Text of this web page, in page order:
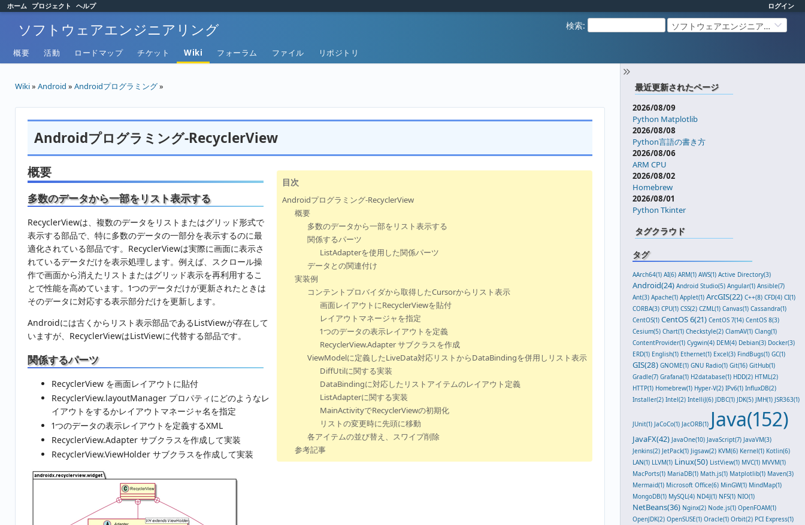
ログイン
ホーム プロジェクト ヘルプ
検索: ソフトウェアエンジニアリング
ソフトウェアエンジニアリング
概要 活動 ロードマップ チケット Wiki フォーラム ファイル リポジトリ
最近更新されたページ
2026/08/09
Python Matplotlib
2026/08/08
Python言語の書き方
2026/08/06
ARM CPU
2026/08/02
Homebrew
2026/08/01
Python Tkinter
タグクラウド
タグ
AArch64(1) AI(6) ARM(1) AWS(1) Active Directory(3)
Android(24) Android Studio(5) Angular(1) Ansible(7)
Ant(3) Apache(1) Applet(1) ArcGIS(22) C++(8) CFD(4) CI(1)
CORBA(3) CPU(1) CSS(2) CZML(1) Canvas(1) Cassandra(1)
CentOS(1) CentOS 6(21) CentOS 7(14) CentOS 8(3)
Cesium(5) Chart(1) Checkstyle(2) ClamAV(1) Clang(1)
ContentProvider(1) Cygwin(4) DEM(4) Debian(3) Docker(3)
ERD(1) English(1) Ethernet(1) Excel(3) FindBugs(1) GC(1)
GIS(28) GNOME(1) GNU Radio(1) Git(16) GitHub(1)
Gradle(7) Grafana(1) H2database(1) HDD(2) HTML(2)
HTTP(1) Homebrew(1) Hyper-V(2) IPv6(1) InfluxDB(2)
Installer(2) Intel(2) IntelliJ(6) JDBC(1) JDK(5) JMH(1) JSR363(1)
JUnit(1) JaCoCo(1) JacORB(1) Java(152)
JavaFX(42) JavaOne(10) JavaScript(7) JavaVM(3)
Jenkins(2) JetPack(1) Jigsaw(2) KVM(6) Kernel(1) Kotlin(6)
LAN(1) LLVM(1) Linux(50) ListView(1) MVC(1) MVVM(1)
MacPorts(1) MariaDB(1) Math.js(1) Matplotlib(1) Maven(3)
Mermaid(1) Microsoft Office(6) MinGW(1) MindMap(1)
MongoDB(1) MySQL(4) ND4J(1) NFS(1) NIO(1)
NetBeans(36) Nginx(2) Node.js(1) OpenFOAM(1)
OpenJDK(2) OpenSUSE(1) Oracle(1) Orbit(2) PCI Express(1)
Wiki» Android » Androidプログラミング»
Androidプログラミング-RecyclerView
目次
Androidプログラミング-RecyclerView
概要
多数のデータから一部をリスト表示する
関係するパーツ
ListAdapterを使用した関係パーツ
データとの関連付け
実装例
コンテントプロバイダから取得したCursorからリスト表示
画面レイアウトにRecyclerViewを貼付
レイアウトマネージャを指定
1つのデータの表示レイアウトを定義
RecyclerView.Adapter サブクラスを作成
ViewModelに定義したLiveData対応リストからDataBindingを併用しリスト表示
DiffUtilに関する実装
DataBindingに対応したリストアイテムのレイアウト定義
ListAdapterに関する実装
MainActivityでRecyclerViewの初期化
リストの変更時に先頭に移動
各アイテムの並び替え、スワイプ削除
参考記事
概要
多数のデータから一部をリスト表示する
RecyclerViewは、複数のデータをリストまたはグリッド形式で
表示する部品で、特に多数のデータの一部分を表示するのに最
適化されている部品です。RecyclerViewは実際に画面に表示さ
れているデータだけを表示処理します。例えば、スクロール操
作で画面から消えたリストまたはグリッド表示を再利用するこ
とで性能を高めています。1つのデータだけが更新されたときは
そのデータに対応する表示部分だけを更新します。
Androidには古くからリスト表示部品であるListViewが存在して
いますが、RecyclerViewはListViewに代替する部品です。
関係するパーツ
RecyclerView を画面レイアウトに貼付
RecyclerView.layoutManager プロパティにどのようなレ
イアウトをするかレイアウトマネージャ名を指定
1つのデータの表示レイアウトを定義するXML
RecyclerView.Adapter サブクラスを作成して実装
RecyclerView.ViewHolder サブクラスを作成して実装